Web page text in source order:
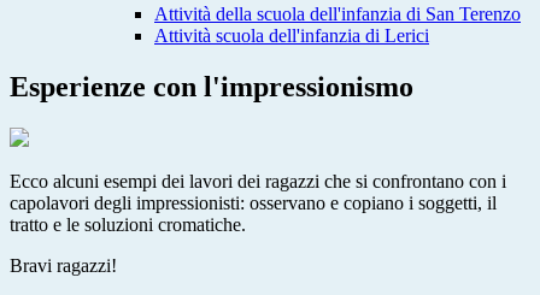
Attività della scuola dell'infanzia di San Terenzo
Attività scuola dell'infanzia di Lerici
Esperienze con l'impressionismo
Ecco alcuni esempi dei lavori dei ragazzi che si confrontano con i
capolavori degli impressionisti: osservano e copiano i soggetti, il
tratto e le soluzioni cromatiche.
Bravi ragazzi!